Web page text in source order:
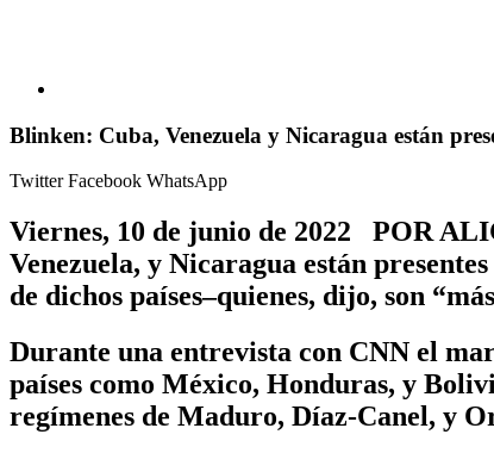
Blinken: Cuba, Venezuela y Nicaragua están
TwitterFacebook WhatsApp
Viernes, 10 de junio de 2022 POR
Venezuela, y Nicaragua están
de dichos países–quienes, dijo, son
Durante una entrevista con CNN el
países como México, Honduras, y
regímenes de Maduro, Díaz-Canel, y